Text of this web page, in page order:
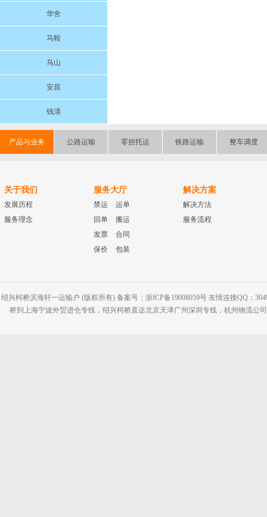
华舍
马鞍
马山
安昌
钱清
产品与业务 公路运输 零担托运 铁路运输 整车调度
关于我们
发展历程
服务理念
服务大厅
禁运
运单
回单
搬运
发票
合同
保价
包装
解决方案
解决方法
服务流程
绍兴柯桥滨海轩一运输户 (版权所有) 备案号：浙ICP备19008059号 友情连接QQ：
桥到上海宁波外贸进仓专线，绍兴柯桥直达北京天津广州深圳专线，杭州物流公